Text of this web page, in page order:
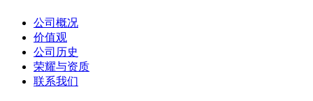
公司概况
价值观
公司历史
荣耀与资质
联系我们